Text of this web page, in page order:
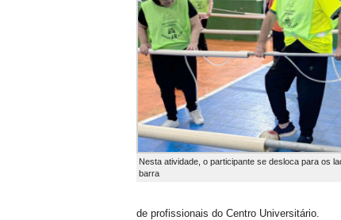
Nesta atividade, o participante se desloca para os
barra
de profissionais do Centro Universitário.